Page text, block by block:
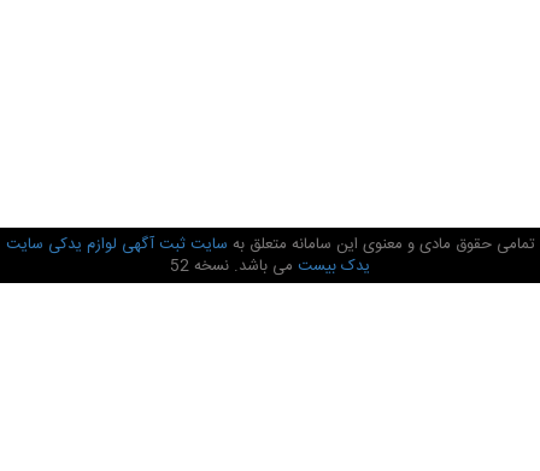
تمامی حقوق مادی و معنوی این سامانه متعلق به سایت ثبت آگهی لوازم یدکی سایت
یدک بیست می باشد. نسخه 52